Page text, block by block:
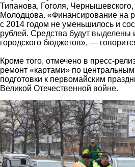
Типанова, Гоголя,
Молодцова. «Финансирование на
с 2014 годом не уменьшилось и
рублей. Средства будут выделены
городского бюджетов», —
Кроме того, отмечено в пресс-
ремонт «картами» по
подготовки к первомайским
Великой Отечественной войне.
1.jpg